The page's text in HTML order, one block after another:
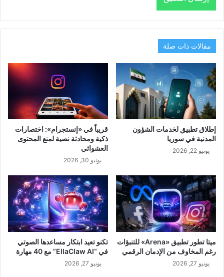
مقالات ذات صلة
إطلاق تطبيق لخدمات الشؤون
المدنية في سوريا
يونيو 22, 2026
قريباً في «إنستجرام»: اختصارات
ذكية ومحادثة نصية لمنع المحتوى
العشوائي
يونيو 30, 2026
ميتا تطور تطبيق «Arena» للتنبؤات
رغم المخاوف من الإدمان الرقمي
يونيو 27, 2026
تكنو تعيد ابتكار مساعدها الصوتي
في “EllaClaw AI” مع 40 مهارة
يونيو 27, 2026